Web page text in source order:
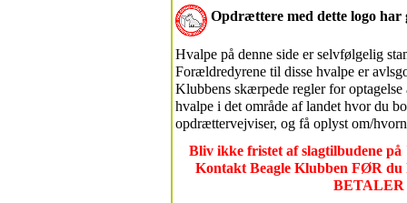
Opdrættere med dette logo
Hvalpe på denne side er selvfølgelig
Forældredyrene til disse hvalpe er
Klubbens skærpede regler for
hvalpe i det område af landet hvor du
opdrættervejviser, og få oplyst om/
Bliv ikke fristet af slagtilbudene på
Kontakt Beagle Klubben FØR